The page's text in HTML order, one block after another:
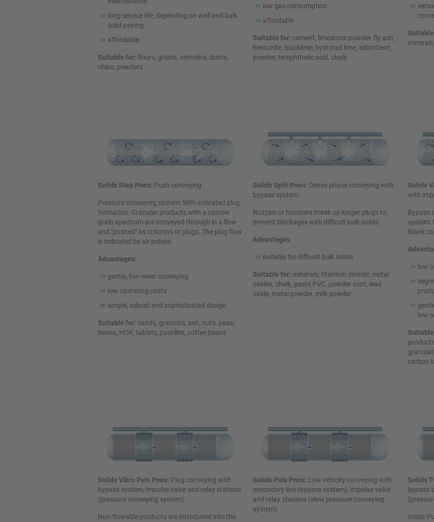
long service life, depending on wall and bulk
solid pairing
affordable
Suitable for: flours, grains, semolina, dusts,
chips, powders
low gas consumption
affordable
Suitable for: cement, limestone powder, fly ash,
bentonite, quicklime, hydrated lime, adsorbent,
powder, terephthalic acid, chalk
Solids Step Pneu: Push conveying
Pressure conveying system: With indicated plug
formation. Granular products with a narrow
grain spectrum are conveyed through in a flow
and "pushed" as columns or plugs. The plug flow
is indicated by air pulses.
Advantages:
gentle, low-wear conveying
low operating costs
simple, robust and sophisticated design
Suitable for: sands, granules, ash, nuts, peas,
beans, HOK, tablets, pastilles, coffee beans
Solids Split Pneu: Dense phase conveying with
bypass system
Nozzles or boosters break up longer plugs to
prevent blockages with difficult bulk solids.
Advantages:
suitable for difficult bulk solids
Suitable for: minerals, titanium dioxide, metal
oxides, chalk, paste PVC, powder soot, lead
oxide, metal powder, milk powder
Solids
with
Bypass
system:
Blank
low
low
carbon
Solids Vibro Puls Pneu: Plug conveying with
bypass system, impulse valve and relay stations
(pressure conveying system)
Non-flowable products are introduced into the
Solids Puls Pneu: Low velocity conveying with
secondary line (bypass system), impulse valve
and relay stations (slow pressure conveying
system)
Solids
bypass
solids